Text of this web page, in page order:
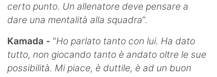
certo punto. Un allenatore deve pensare a
dare una mentalità alla squadra”.
Kamada - “Ho parlato tanto con lui. Ha dato
tutto, non giocando tanto è andato oltre le sue
possibilità. Mi piace, è duttile, è ad un buon